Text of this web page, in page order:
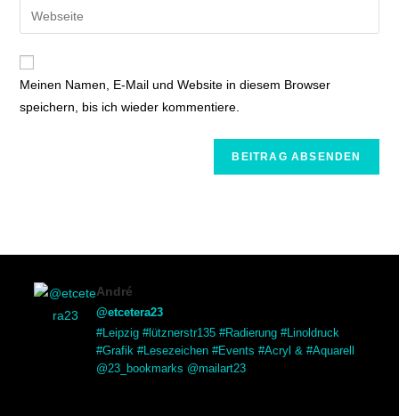
Meinen Namen, E-Mail und Website in diesem Browser
speichern, bis ich wieder kommentiere.
André
@etcetera23
#Leipzig #lütznerstr135 #Radierung #Linoldruck
#Grafik #Lesezeichen #Events #Acryl & #Aquarell
@23_bookmarks @mailart23